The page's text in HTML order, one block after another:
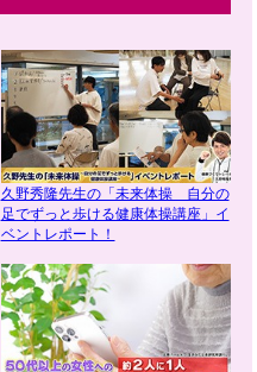
久野秀隆先生の「未来体操 自分の
足でずっと歩ける健康体操講座」イ
ベントレポート！